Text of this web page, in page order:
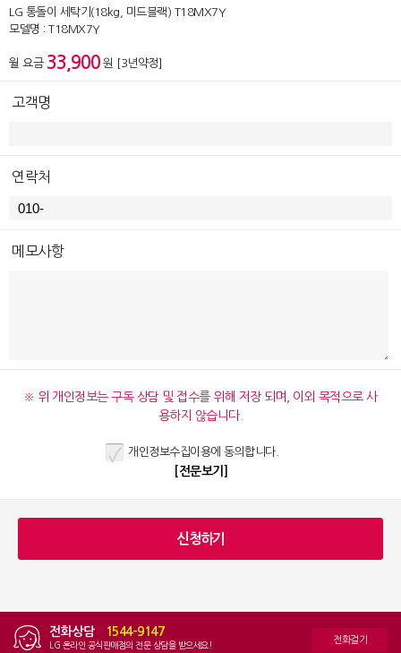
LG 통돌이 세탁기(18kg, 미드블랙) T18MX7Y
모델명 : T18MX7Y
월 요금 33,900 원 [3년약정]
고객명
연락처
메모사항
※ 위 개인정보는 구독 상담 및 접수를 위해 저장 되며, 이외 목적으로 사
용하지 않습니다.
개인정보수집이용에 동의합니다.
[전문보기]
전화상담 1544-9147
LG 온라인 공식판매점의 전문 상담을 받으세요! 전화걸기